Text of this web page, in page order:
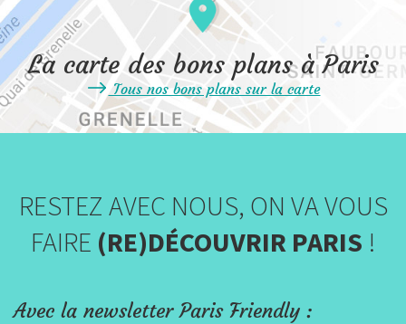
La carte des bons plans à Paris
Tous nos bons plans sur la carte
RESTEZ AVEC NOUS, ON VA VOUS
FAIRE (RE)DÉCOUVRIR PARIS !
Avec la newsletter Paris Friendly :